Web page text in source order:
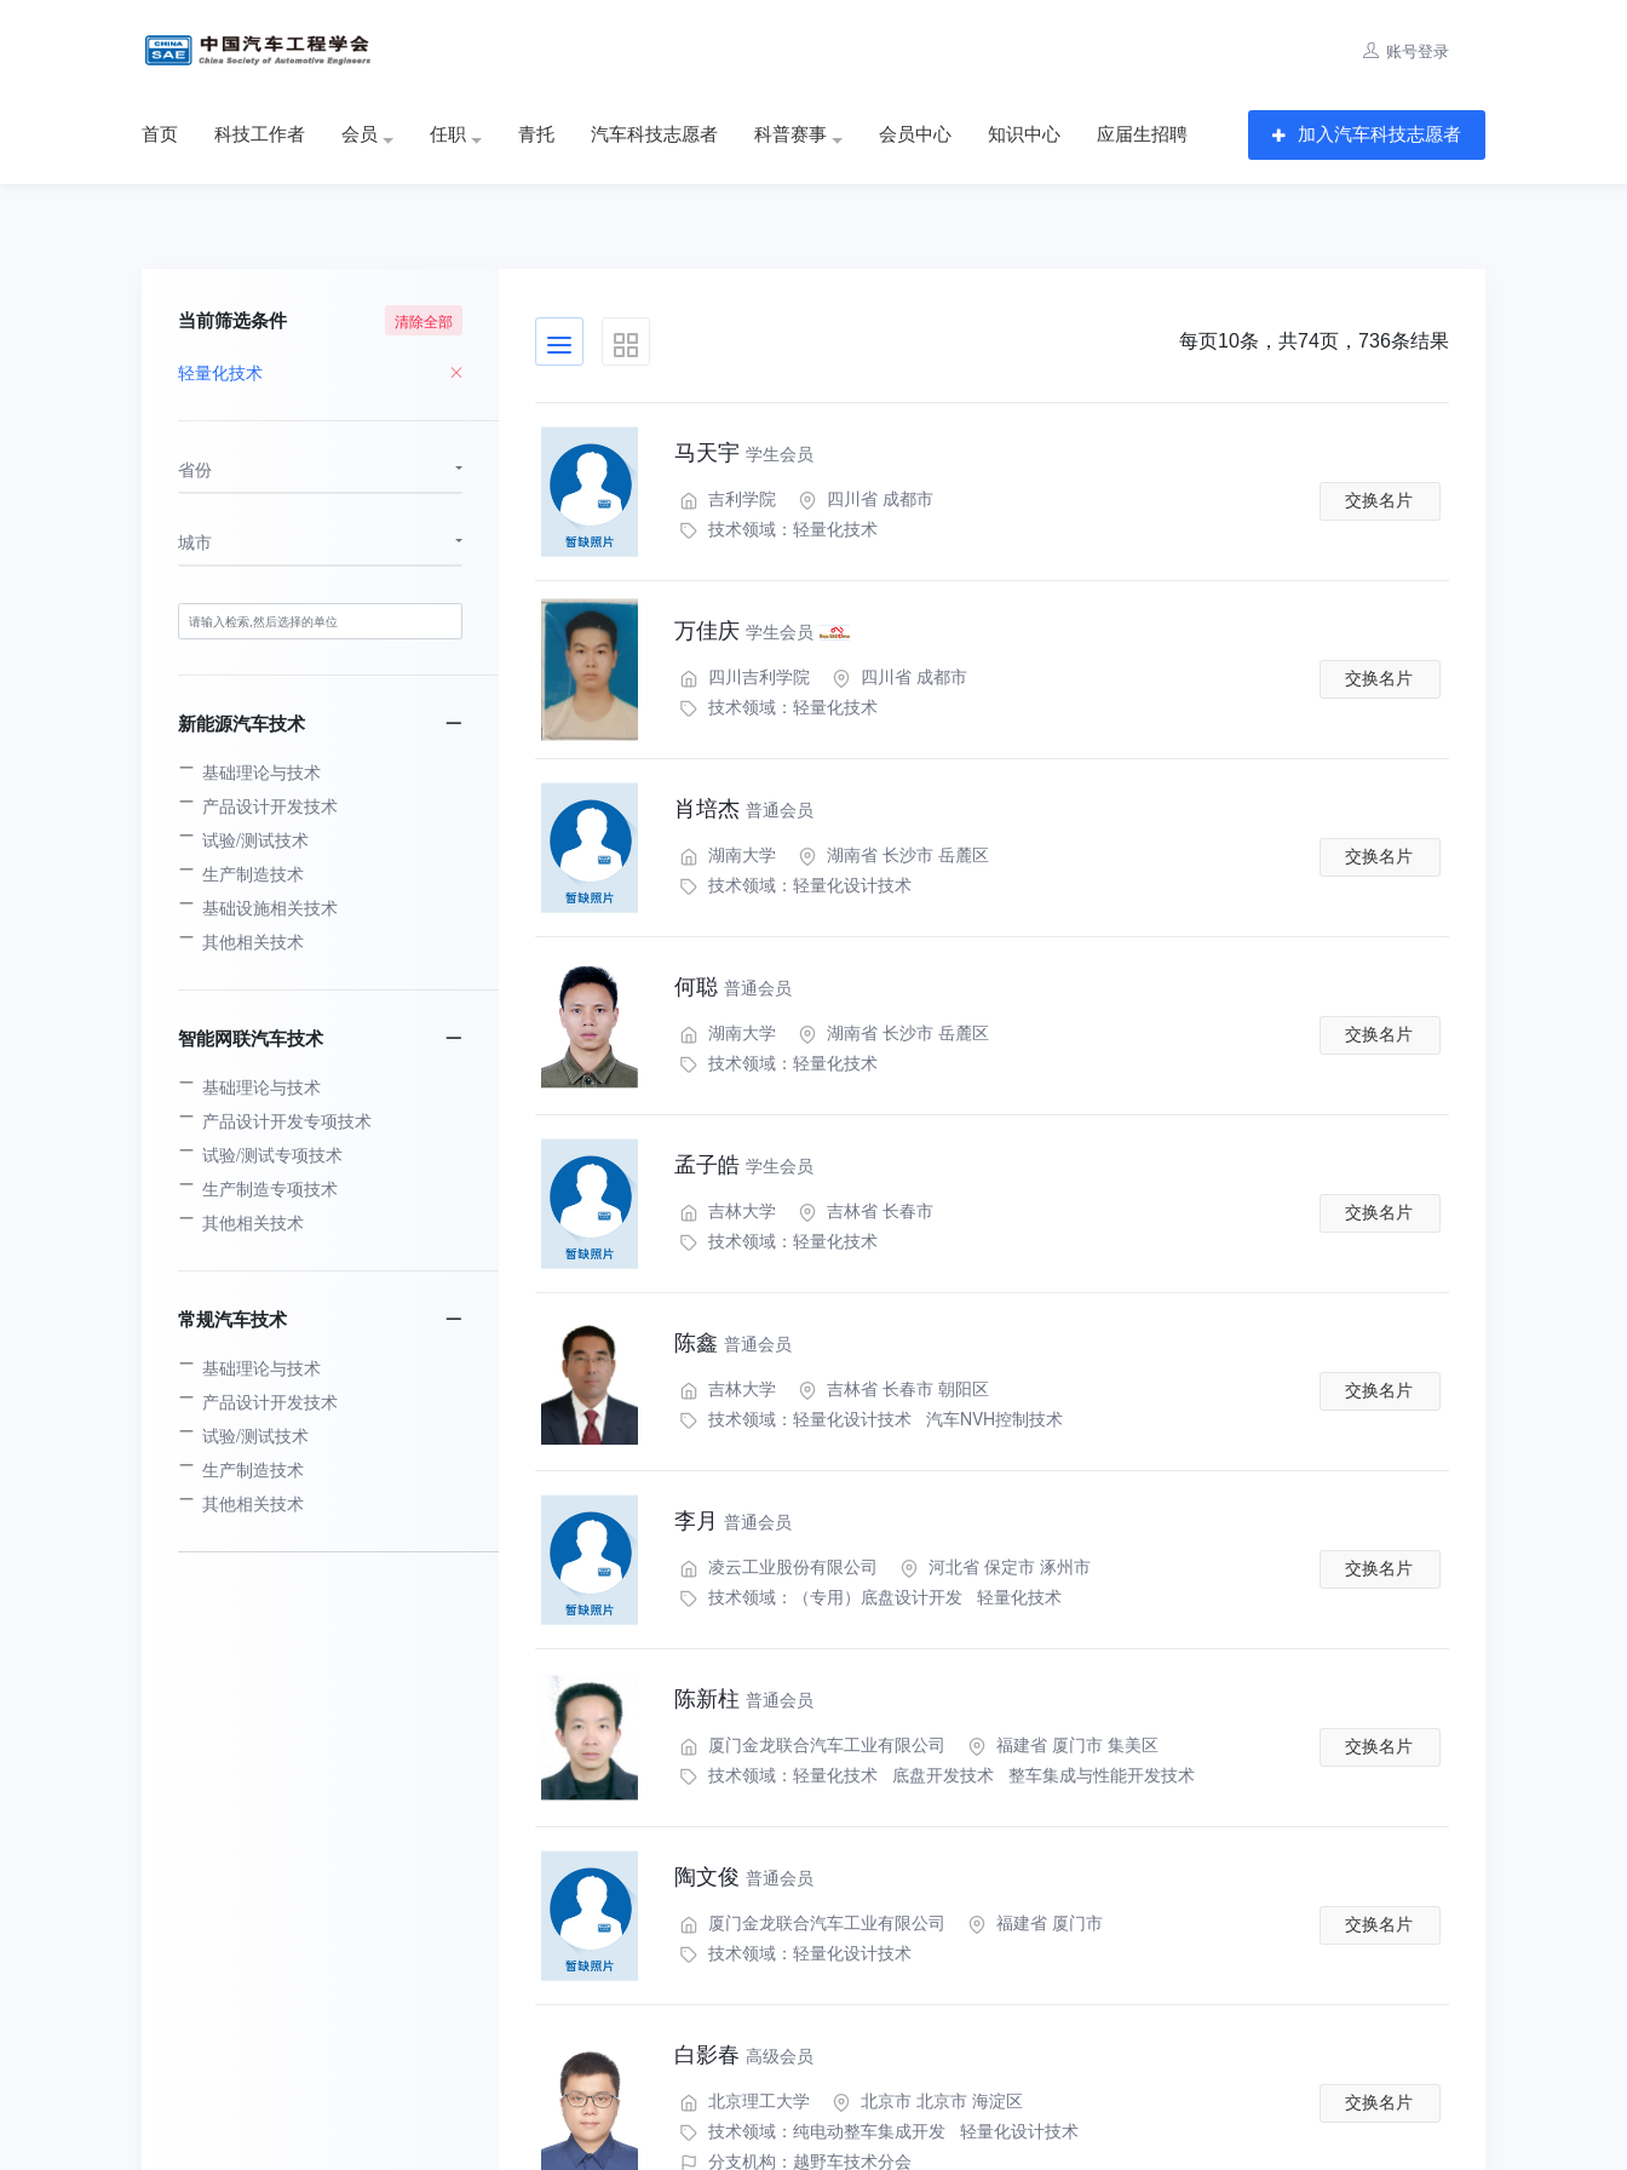
账号登录
首页 科技工作者 会员 任职 青托 汽车科技志愿者 科普赛事 会员中心 知识中心 应届生招聘 加入汽车科技志愿者
每页10条，共74页，736条结果
马天宇 学生会员
吉利学院
四川省 成都市
技术领域： 轻量化技术
交换名片
万佳庆 学生会员
四川吉利学院
四川省 成都市
技术领域： 轻量化技术
交换名片
肖培杰 普通会员
湖南大学
湖南省 长沙市 岳麓区
技术领域： 轻量化设计技术
交换名片
何聪 普通会员
湖南大学
湖南省 长沙市 岳麓区
技术领域： 轻量化技术
交换名片
孟子皓 学生会员
吉林大学
吉林省 长春市
技术领域： 轻量化技术
交换名片
陈鑫 普通会员
吉林大学
吉林省 长春市 朝阳区
技术领域： 轻量化设计技术 汽车NVH控制技术
交换名片
李月 普通会员
凌云工业股份有限公司
河北省 保定市 涿州市
技术领域：
（专用）底盘设计开发 轻量化技术
交换名片
陈新柱 普通会员
厦门金龙联合汽车工业有限公司
福建省 厦门市 集美区
技术领域： 轻量化技术 底盘开发技术 整车集成与性能开发技术
交换名片
陶文俊 普通会员
厦门金龙联合汽车工业有限公司
福建省 厦门市
技术领域： 轻量化设计技术
交换名片
白影春 高级会员
北京理工大学
北京市 北京市 海淀区
技术领域： 纯电动整车集成开发 轻量化设计技术
分支机构：越野车技术分会
交换名片
当前筛选条件 清除全部
轻量化技术
省份
城市
新能源汽车技术
基础理论与技术
产品设计开发技术
试验/测试技术
生产制造技术
基础设施相关技术
其他相关技术
智能网联汽车技术
基础理论与技术
产品设计开发专项技术
试验/测试专项技术
生产制造专项技术
其他相关技术
常规汽车技术
基础理论与技术
产品设计开发技术
试验/测试技术
生产制造技术
其他相关技术